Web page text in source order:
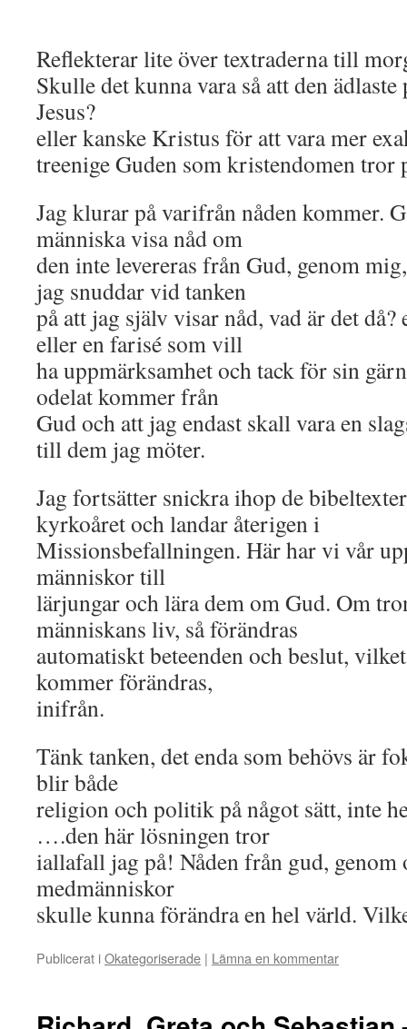
Reflekterar lite över textraderna till
Skulle det kunna vara så att den
Jesus?
eller kanske Kristus för att vara mer
treenige Guden som kristendomen tror
Jag klurar på varifrån nåden kommer.
människa visa nåd om
den inte levereras från Gud, genom
jag snuddar vid tanken
på att jag själv visar nåd, vad är det
eller en farisé som vill
ha uppmärksamhet och tack för sin
odelat kommer från
Gud och att jag endast skall vara en
till dem jag möter.
Jag fortsätter snickra ihop de
kyrkoåret och landar återigen i
Missionsbefallningen. Här har vi vår
människor till
lärjungar och lära dem om Gud. Om
människans liv, så förändras
automatiskt beteenden och beslut,
kommer förändras,
inifrån.
Tänk tanken, det enda som behövs är
blir både
religion och politik på något sätt, inte
….den här lösningen tror
iallafall jag på! Nåden från gud, genom
medmänniskor
skulle kunna förändra en hel värld.
Publicerat iOkategoriserade | Lämna en kommentar